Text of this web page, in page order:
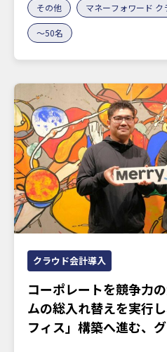
その他 マネーフォワード ク
〜50名
クラウド会計導入
コーポレートを競争力
ムの総入れ替えを実行
フィス」構築へ進む、